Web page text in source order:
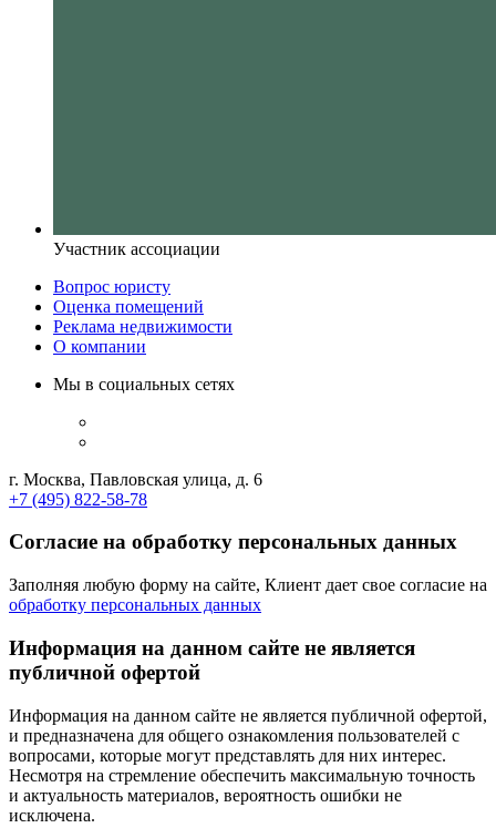
Участник ассоциации
Вопрос юристу
Оценка помещений
Реклама недвижимости
О компании
Мы в социальных сетях
г. Москва, Павловская улица, д. 6
+7 (495) 822-58-78
Согласие на обработку персональных данных
Заполняя любую форму на сайте, Клиент дает свое согласие на
обработку персональных данных
Информация на данном сайте не является
публичной офертой
Информация на данном сайте не является публичной офертой,
и предназначена для общего ознакомления пользователей с
вопросами, которые могут представлять для них интерес.
Несмотря на стремление обеспечить максимальную точность
и актуальность материалов, вероятность ошибки не
исключена.